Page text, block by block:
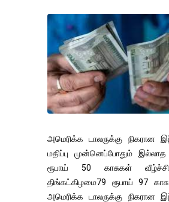
அமெரிக்க டாலருக்கு நிகரான
மதிப்பு முன்னெப்போதும்
ரூபாய் 50 காசுகள்
திங்கட்கிழமை79 ரூபாய் 97
அமெரிக்க டாலருக்கு நிகரான